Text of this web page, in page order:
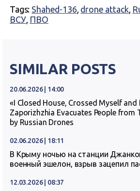
Tags: Shahed-136, drone attack,
ВСУ, ПВО
SIMILAR POSTS
20.06.2026 | 14:00
«I Closed House, Crossed Myself and
Zaporizhzhia Evacuates People from
by Russian Drones
02.06.2026 | 18:11
В Крыму ночью на станции
военный эшелон, взрыв зацепил
12.03.2026 | 08:37